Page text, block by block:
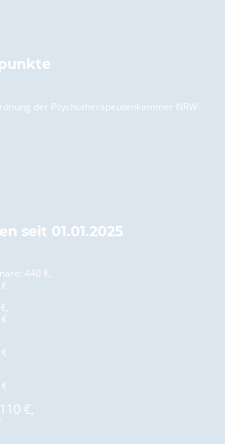
der Psychotherapeutenkammer NRW:
seit 01.01.2025
440 €,
€,